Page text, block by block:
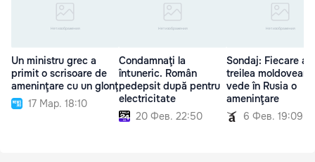
Un ministru grec a
primit o scrisoare de
ameninţare cu un glonţ
17 Мар. 18:10
Condamnaţi la
întuneric. Român
pedepsit după pentru
electricitate
20 Фев. 22:50
Sondaj: Fiecare al
treilea moldovean
vede în Rusia o
ameninţare
6 Фев. 19:09